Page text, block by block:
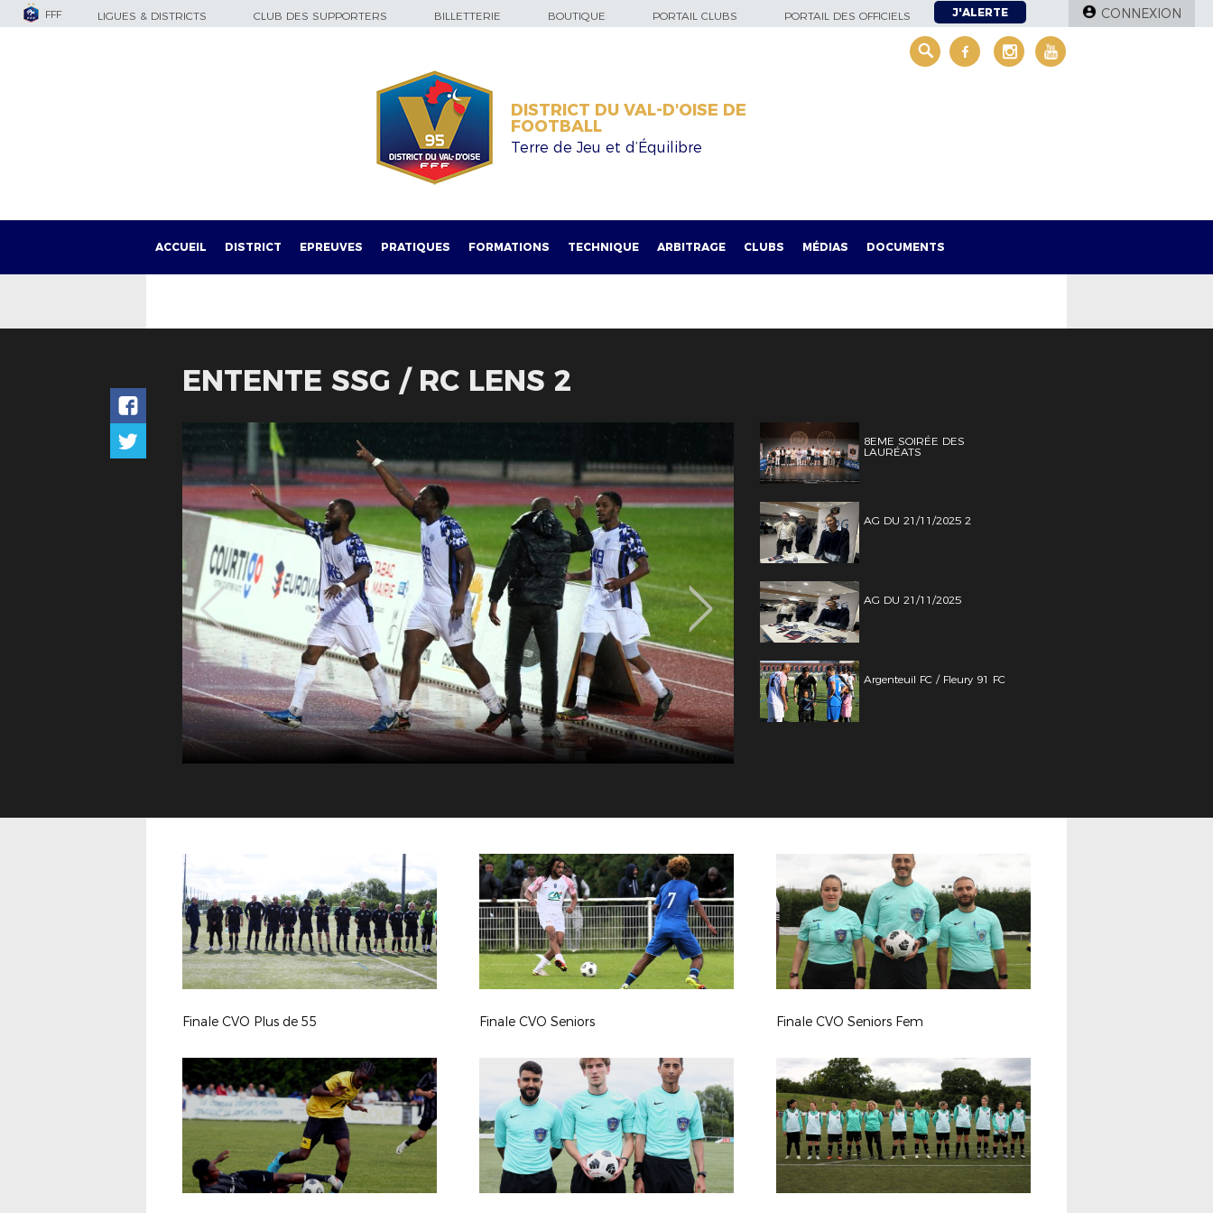
FFF LIGUES & DISTRICTS CLUB DES SUPPORTERS BILLETTERIE BOUTIQUE PORTAIL CLUBS PORTAIL DES OFFICIELS J'ALERTE CONNEXION
DISTRICT DU VAL-D'OISE DE
FOOTBALL
Terre de Jeu et d’Équilibre
ACCUEIL DISTRICT EPREUVES PRATIQUES FORMATIONS TECHNIQUE ARBITRAGE CLUBS MÉDIAS DOCUMENTS
ENTENTE SSG / RC LENS 2
8EME SOIRÉE DES
LAURÉATS
AG DU 21/11/2025 2
AG DU 21/11/2025
Argenteuil FC / Fleury 91 FC
Finale CVO Plus de 55 Finale CVO Seniors Finale CVO Seniors Fem